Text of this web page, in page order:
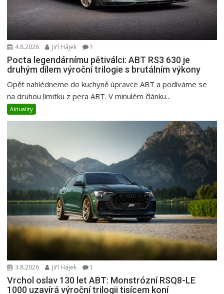
4.8.2026 Jiří Hájek 1
Pocta legendárnímu pětiválci: ABT RS3 630 je
druhým dílem výroční trilogie s brutálním výkony
Opět nahlédneme do kuchyně úpravce ABT a podíváme se
na druhou limitku z pera ABT. V minulém článku...
Aktuality
3.8.2026 Jiří Hájek 1
Vrchol oslav 130 let ABT: Monstrózní RSQ8-LE
1000 uzavírá výroční trilogii tisícem koní